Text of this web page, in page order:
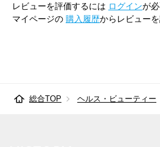
レビューを評価するには ログインが必
マイページの 購入履歴からレビュー
総合TOP ヘルス・ビューティー